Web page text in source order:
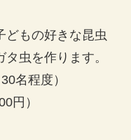
どもの好きな昆虫
虫を作ります。
名程度）
円）